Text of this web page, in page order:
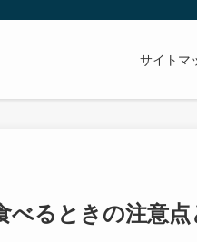
サイトマ
べるときの注意